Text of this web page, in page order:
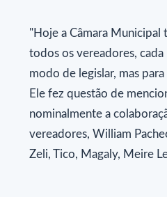
"Hoje a Câmara Municipal
todos os vereadores,
modo de legislar, mas
Ele fez questão de
nominalmente a
vereadores, William
Zeli, Tico, Magaly, Meire